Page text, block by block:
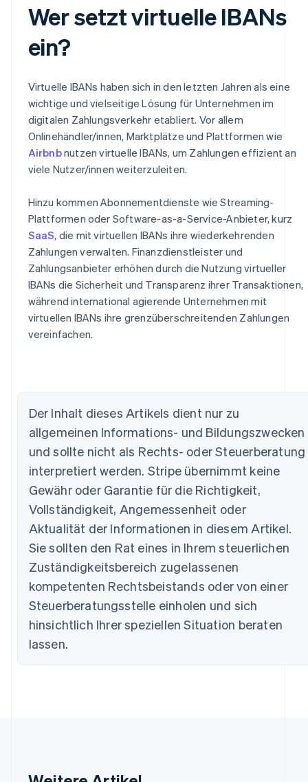
Wer setzt virtuelle IBANs
ein?
Virtuelle IBANs haben sich in den letzten Jahren als eine
wichtige und vielseitige Lösung für Unternehmen im
digitalen Zahlungsverkehr etabliert. Vor allem
Onlinehändler/innen, Marktplätze und Plattformen wie
Airbnbnutzen virtuelle IBANs, um Zahlungen effizient an
viele Nutzer/innen weiterzuleiten.
Hinzu kommen Abonnementdienste wie Streaming-
Plattformen oder Software-as-a-Service-Anbieter, kurz
SaaS, die mit virtuellen IBANs ihre wiederkehrenden
Zahlungen verwalten. Finanzdienstleister und
Zahlungsanbieter erhöhen durch die Nutzung virtueller
IBANs die Sicherheit und Transparenz ihrer Transaktionen,
während international agierende Unternehmen mit
virtuellen IBANs ihre grenzüberschreitenden Zahlungen
vereinfachen.
Der Inhalt dieses Artikels dient nur zu
allgemeinen Informations- und Bildungszwecken
und sollte nicht als Rechts- oder Steuerberatung
interpretiert werden. Stripe übernimmt keine
Gewähr oder Garantie für die Richtigkeit,
Vollständigkeit, Angemessenheit oder
Aktualität der Informationen in diesem Artikel.
Sie sollten den Rat eines in Ihrem steuerlichen
Zuständigkeitsbereich zugelassenen
kompetenten Rechtsbeistands oder von einer
Steuerberatungsstelle einholen und sich
hinsichtlich Ihrer speziellen Situation beraten
lassen.
Australien
English
Belgien
NederlandsFrançaisDeutschEnglish
Brasilien
Bulgarien
English
Dänemark
English
Deutschland
DeutschEnglish
Estland
English
Festlandchina
Finnland
EnglishSvenska